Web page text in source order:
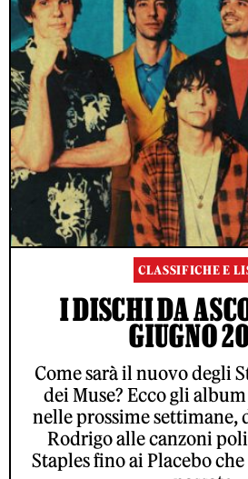
CLASSIFICHE E
I DISCHI DA
GIUGNO
Come sarà il nuovo degli
dei Muse? Ecco gli
nelle prossime settimane,
Rodrigo alle canzoni
Staples fino ai Placebo